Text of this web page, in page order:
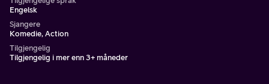
Engelsk
Sjangere
Komedie, Action
Tilgjengelig
Tilgjengelig i mer enn 3+ måneder